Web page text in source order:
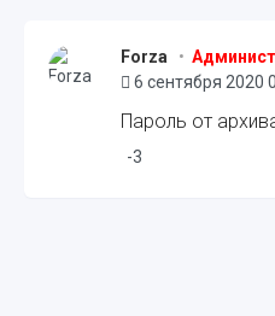
Forza •
6 сентября 2020
Пароль от
-3